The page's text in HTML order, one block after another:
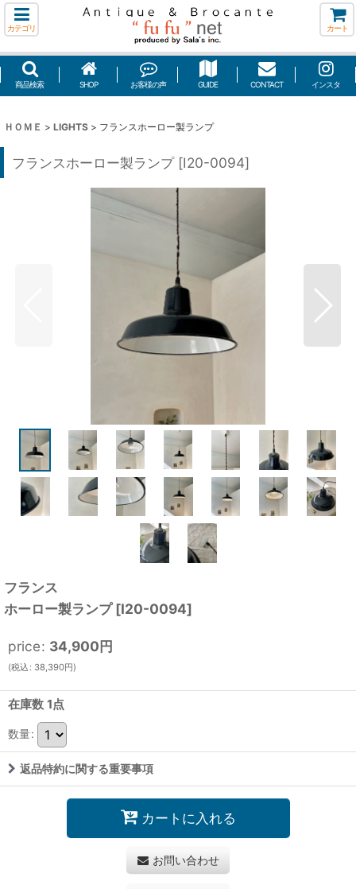
カテゴリ カート
商品検索 SHOP お客様の声 GUIDE CONTACT インスタ
ＨＯＭＥ > LIGHTS > フランスホーロー製ランプ
フランスホーロー製ランプ [I20-0094]
フランス
ホーロー製ランプ [I20-0094]
price: 34,900円
(税込 : 38,390円)
在庫数 1点
数量:
返品特約に関する重要事項
カートに入れる
お問い合わせ